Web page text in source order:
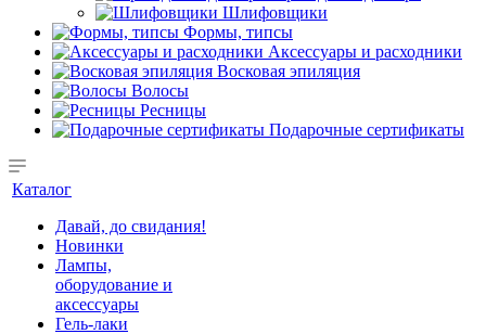
Шлифовщики
Формы, типсы
Аксессуары и расходники
Восковая эпиляция
Волосы
Ресницы
Подарочные сертификаты
Каталог
Давай, до свидания!
Новинки
Лампы,
оборудование и
аксессуары
Гель-лаки